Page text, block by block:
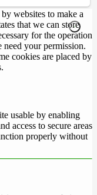
websites to make a
that we can store
for the operation
your permission.
cookies are placed by
usable by enabling
access to secure areas
properly without